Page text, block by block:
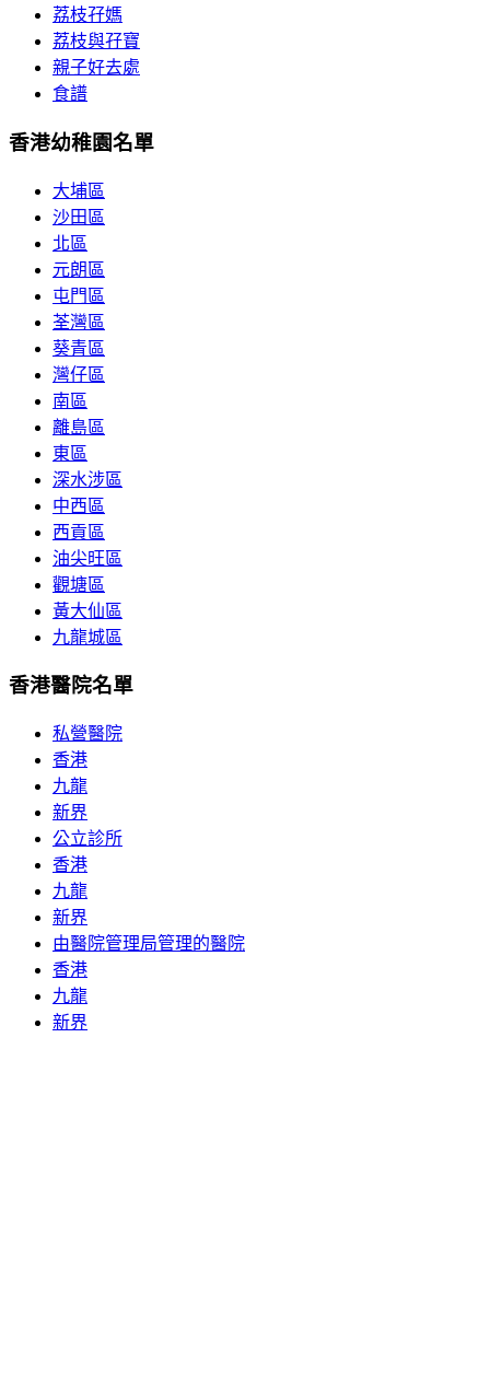
荔枝孖媽
荔枝與孖寶
親子好去處
食譜
香港幼稚園名單
大埔區
沙田區
北區
元朗區
屯門區
荃灣區
葵青區
灣仔區
南區
離島區
東區
深水涉區
中西區
西貢區
油尖旺區
觀塘區
黃大仙區
九龍城區
香港醫院名單
私營醫院
香港
九龍
新界
公立診所
香港
九龍
新界
由醫院管理局管理的醫院
香港
九龍
新界